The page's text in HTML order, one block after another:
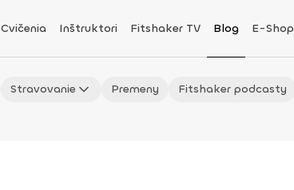
Cvičenia Inštruktori Fitshaker TV Blog E-Shop
Stravovanie Premeny Fitshaker podcasty